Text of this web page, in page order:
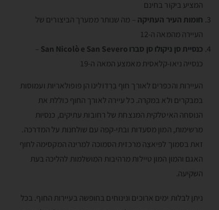
המציע ביקור בחינם
חומות העיר העתיקה – מה שנותר ממערך הביצורים של
העיירה מהמאה ה-12
כנסיית סן ניקולו סן סברו San Nicolò e San Severo
–
כנסייה ניאו-קלאסית מאמצע המאה ה-19
העיירות והכפרים לאורך חוף בָּרְדוֺלינוֺ הן פופולאריות ועמוסות
במבקרים ולא במקרה. כל עיירה לאורך החוף כוללת את
הנוסחה האיטלקית המנצחת של רחובות עתיקים, כנסיות
מרשימות, המון מסעדות ובתי-קפה עם שולחנות על המדרכה.
זאת בסמוך לפּיאצָה מרכזית הסמוכה למרינה המקסימה לחוף
האגם והמון המון טיילות מרהיבות המושלמות להליכה בעת
השקיעה.
ניתן לבלות ימים ארוכים ונינוחים בחופשה בעיירות החוף. בכל